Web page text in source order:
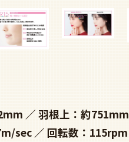
羽根上：約751mm
sec 回転数：115rpm